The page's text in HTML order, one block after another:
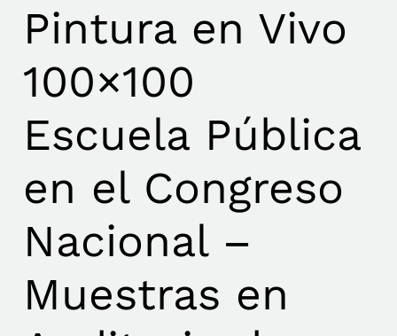
Pintura en Vivo
100×100
Escuela Pública
en el Congreso
Nacional –
Muestras en